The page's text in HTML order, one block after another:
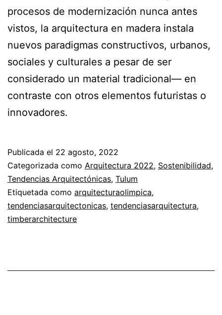
procesos de modernización nunca antes
vistos, la arquitectura en madera instala
nuevos paradigmas constructivos, urbanos,
sociales y culturales a pesar de ser
considerado un material tradicional— en
contraste con otros elementos futuristas o
innovadores.
Publicada el 22 agosto, 2022
Categorizada como Arquitectura 2022, Sostenibilidad,
Tendencias Arquitectónicas, Tulum
Etiquetada como arquitecturaolimpica,
tendenciasarquitectonicas, tendenciasarquitectura,
timberarchitecture